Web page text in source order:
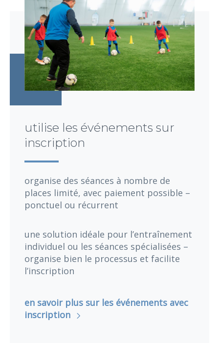
utilise les événements sur
inscription
organise des séances à nombre de
places limité, avec paiement possible –
ponctuel ou récurrent
une solution idéale pour l’entraînement
individuel ou les séances spécialisées –
organise bien le processus et facilite
l’inscription
en savoir plus sur les événements avec
inscription